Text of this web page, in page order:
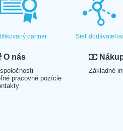
partner Sieť dodávateľov
O nás
pracovné pozície
Základné